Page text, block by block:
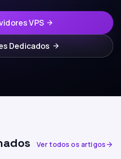
VPS
Dedicados
Ver todos os artigos